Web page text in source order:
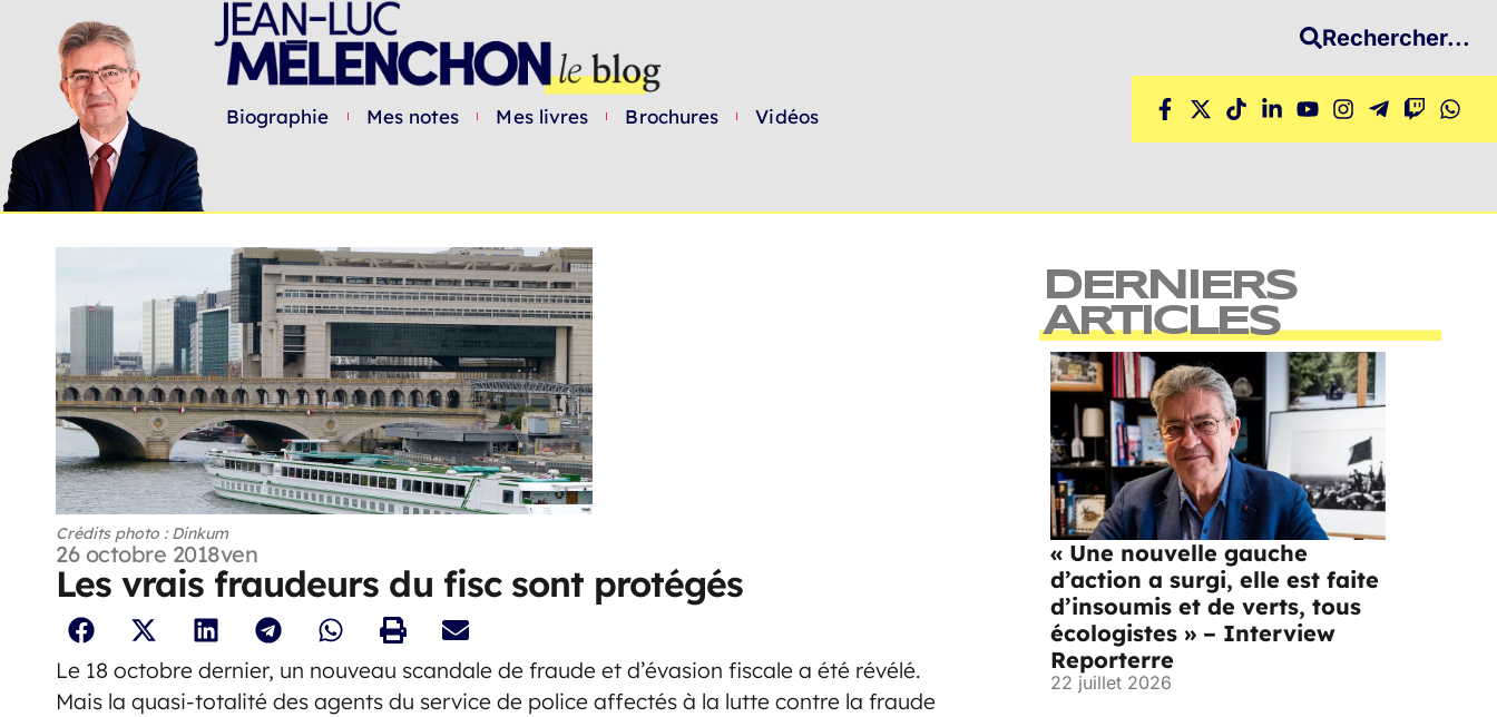
Biographie Mes notes Mes livres Brochures Vidéos
Rechercher...
Crédits photo : Dinkum
26 octobre 2018ven
Les vrais fraudeurs du fisc sont protégés
Le 18 octobre dernier, un nouveau scandale de fraude et d’évasion fiscale a été révélé.
Mais la quasi-totalité des agents du service de police affectés à la lutte contre la fraude
DERNIERS
ARTICLES
« Une nouvelle gauche
d’action a surgi, elle est faite
d’insoumis et de verts, tous
écologistes » – Interview
Reporterre
22 juillet 2026